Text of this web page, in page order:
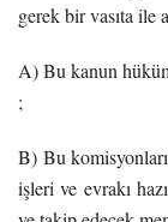
gerek bir vasıta ile
A) Bu kanun
;
B) Bu
işleri ve evrakı